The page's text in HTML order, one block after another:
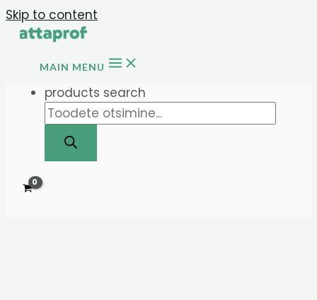
Skip to content
MAIN MENU
products search